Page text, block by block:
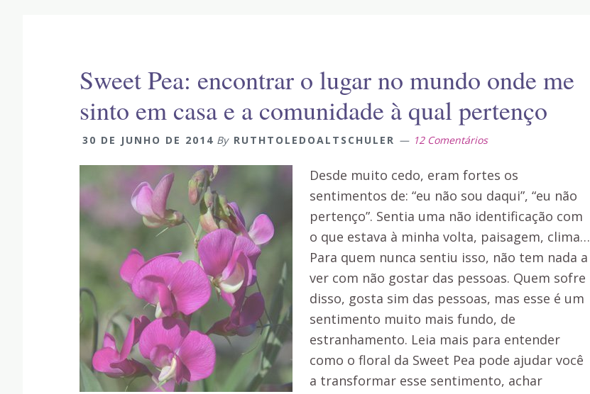
Sweet Pea: encontrar o lugar no mundo onde me
sinto em casa e a comunidade à qual pertenço
30 DE JUNHO DE 2014 By RUTHTOLEDOALTSCHULER 12 Comentários
Desde muito cedo, eram fortes os
sentimentos de: “eu não sou daqui”, “eu não
pertenço”. Sentia uma não identificação com
o que estava à minha volta, paisagem, clima…
Para quem nunca sentiu isso, não tem nada a
ver com não gostar das pessoas. Quem sofre
disso, gosta sim das pessoas, mas esse é um
sentimento muito mais fundo, de
estranhamento. Leia mais para entender
como o floral da Sweet Pea pode ajudar você
a transformar esse sentimento, achar